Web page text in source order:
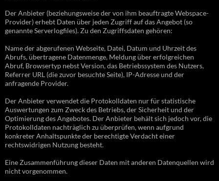
Der Anbieter (beziehungsweise der von ihm beauftragte Webspace-
Provider) erhebt Daten über jeden Zugriff auf das Angebot (so
genannte Serverlogfiles). Zu den Zugriffsdaten gehören:
Name der abgerufenen Webseite, Datei, Datum und Uhrzeit des
Abrufs, übertragene Datenmenge, Meldung über erfolgreichen
Abruf, Browsertyp nebst Version, das Betriebssystem des Nutzers,
Referrer URL (die zuvor besuchte Seite), IP-Adresse und der
anfragende Provider.
Der Anbieter verwendet die Protokolldaten nur für statistische
Auswertungen zum Zweck des Betriebs, der Sicherheit und der
Optimierung des Angebotes. Der Anbieter behält sich jedoch vor, die
Protokolldaten nachträglich zu überprüfen, wenn aufgrund
konkreter Anhaltspunkte der berechtigte Verdacht einer
rechtswidrigen Nutzung besteht.
Eine Zusammenführung dieser Daten mit anderen Datenquellen wird
nicht vorgenommen.